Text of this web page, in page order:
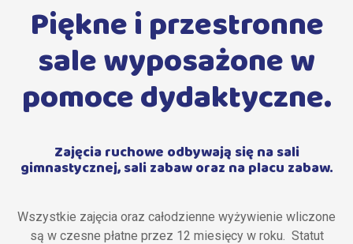
Piękne i przestronne
sale wyposażone w
pomoce dydaktyczne.
Zajęcia ruchowe odbywają się na sali
gimnastycznej, sali zabaw oraz na placu zabaw.
Wszystkie zajęcia oraz całodzienne wyżywienie wliczone
są w czesne płatne przez 12 miesięcy w roku. Statut